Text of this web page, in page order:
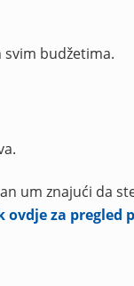
budžetima.
um znajući da
za pregled